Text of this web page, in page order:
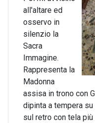
all'altare ed
osservo in
silenzio la
Sacra
Immagine.
Rappresenta la
Madonna
assisa in trono con
dipinta a tempera
sul retro con tela